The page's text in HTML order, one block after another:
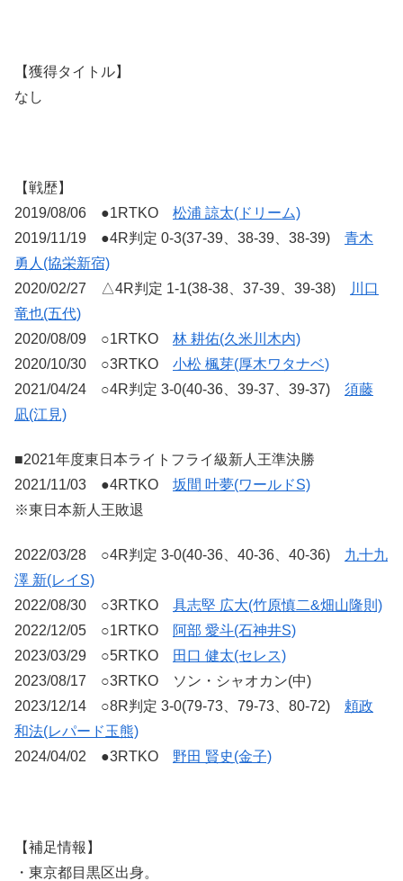
【獲得タイトル】
なし
【戦歴】
2019/08/06 ●1RTKO 松浦 諒太(ドリーム)
2019/11/19 ●4R判定 0-3(37-39、38-39、38-39) 青木
勇人(協栄新宿)
2020/02/27 △4R判定 1-1(38-38、37-39、39-38)
川口
竜也(五代)
2020/08/09 ○1RTKO 林 耕佑(久米川木内)
2020/10/30 ○3RTKO 小松 楓芽(厚木ワタナベ)
2021/04/24 ○4R判定 3-0(40-36、39-37、39-37) 須藤
凪(江見)
■2021年度東日本ライトフライ級新人王準決勝
2021/11/03 ●4RTKO 坂間 叶夢(ワールドS)
※東日本新人王敗退
2022/03/28 ○4R判定 3-0(40-36、40-36、40-36) 九十九
澤 新(レイS)
2022/08/30 ○3RTKO 具志堅 広大(竹原慎二&畑山隆則)
2022/12/05 ○1RTKO
阿部 愛斗(石神井S)
2023/03/29 ○5RTKO
田口 健太(セレス)
2023/08/17 ○3RTKO ソン・シャオカン(中)
2023/12/14 ○8R判定 3-0(79-73、79-73、80-72) 頼政
和法(レパード玉熊)
2024/04/02 ●3RTKO 野田 賢史(金子)
【補足情報】
・東京都目黒区出身。